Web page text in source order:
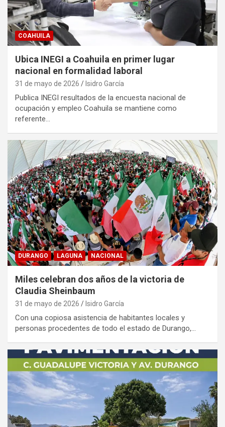
COAHUILA
Ubica INEGI a Coahuila en primer lugar
nacional en formalidad laboral
31 de mayo de 2026 Isidro García
Publica INEGI resultados de la encuesta nacional de
ocupación y empleo Coahuila se mantiene como
referente…
DURANGO LAGUNA NACIONAL
Miles celebran dos años de la victoria de
Claudia Sheinbaum
31 de mayo de 2026 Isidro García
Con una copiosa asistencia de habitantes locales y
personas procedentes de todo el estado de Durango,…